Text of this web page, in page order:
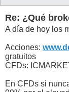
Re: ¿Qué
A día de hoy los
Acciones:
gratuitos
CFDs:
En CFDs si